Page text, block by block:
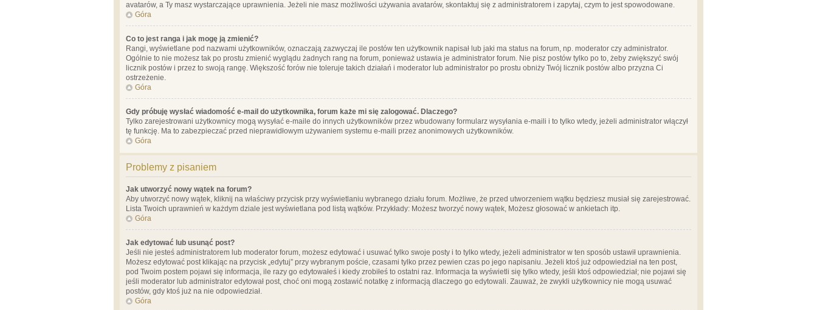
avatarów, a Ty masz wystarczające uprawnienia. Jeżeli nie masz możliwości używania avatarów, skontaktuj się z administratorem i zapytaj, czym to jest spowodowane.
Góra
Co to jest ranga i jak mogę ją zmienić?
Rangi, wyświetlane pod nazwami użytkowników, oznaczają zazwyczaj ile postów ten użytkownik napisał lub jaki ma status na forum, np. moderator czy administrator.
Ogólnie to nie możesz tak po prostu zmienić wyglądu żadnych rang na forum, ponieważ ustawia je administrator forum. Nie pisz postów tylko po to, żeby zwiększyć swój
licznik postów i przez to swoją rangę. Większość forów nie toleruje takich działań i moderator lub administrator po prostu obniży Twój licznik postów albo przyzna Ci
ostrzeżenie.
Góra
Gdy próbuję wysłać wiadomość e-mail do użytkownika, forum każe mi się zalogować. Dlaczego?
Tylko zarejestrowani użytkownicy mogą wysyłać e-maile do innych użytkowników przez wbudowany formularz wysyłania e-maili i to tylko wtedy, jeżeli administrator włączył
tę funkcję. Ma to zabezpieczać przed nieprawidłowym używaniem systemu e-maili przez anonimowych użytkowników.
Góra
Problemy z pisaniem
Jak utworzyć nowy wątek na forum?
Aby utworzyć nowy wątek, kliknij na właściwy przycisk przy wyświetlaniu wybranego działu forum. Możliwe, że przed utworzeniem wątku będziesz musiał się zarejestrować.
Lista Twoich uprawnień w każdym dziale jest wyświetlana pod listą wątków. Przykłady: Możesz tworzyć nowy wątek, Możesz głosować w ankietach itp.
Góra
Jak edytować lub usunąć post?
Jeśli nie jesteś administratorem lub moderator forum, możesz edytować i usuwać tylko swoje posty i to tylko wtedy, jeżeli administrator w ten sposób ustawił uprawnienia.
Możesz edytować post klikając na przycisk „edytuj” przy wybranym poście, czasami tylko przez pewien czas po jego napisaniu. Jeżeli ktoś już odpowiedział na ten post,
pod Twoim postem pojawi się informacja, ile razy go edytowałeś i kiedy zrobiłeś to ostatni raz. Informacja ta wyświetli się tylko wtedy, jeśli ktoś odpowiedział; nie pojawi się
jeśli moderator lub administrator edytował post, choć oni mogą zostawić notatkę z informacją dlaczego go edytowali. Zauważ, że zwykli użytkownicy nie mogą usuwać
postów, gdy ktoś już na nie odpowiedział.
Góra